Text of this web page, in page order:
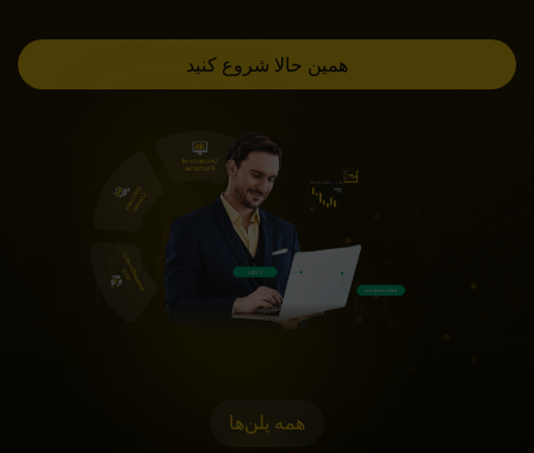
همین حالا شروع کنید
همه پلن‌ها